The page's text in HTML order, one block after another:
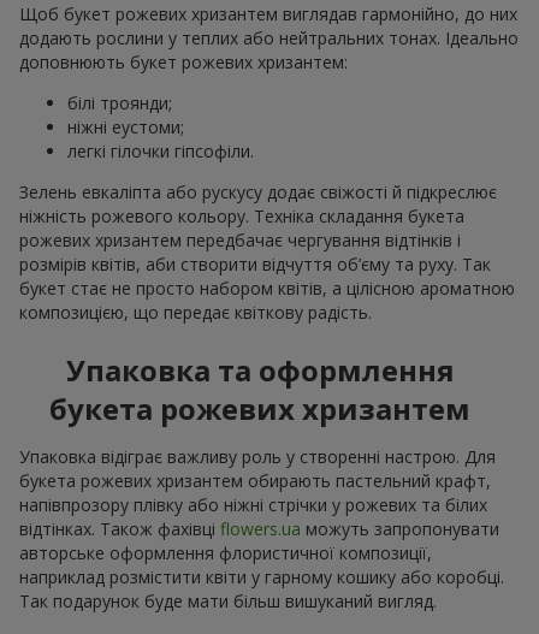
Щоб букет рожевих хризантем виглядав гармонійно, до них
додають рослини у теплих або нейтральних тонах. Ідеально
доповнюють букет рожевих хризантем:
білі троянди;
ніжні еустоми;
легкі гілочки гіпсофіли.
Зелень евкаліпта або рускусу додає свіжості й підкреслює
ніжність рожевого кольору. Техніка складання букета
рожевих хризантем передбачає чергування відтінків і
розмірів квітів, аби створити відчуття об’єму та руху. Так
букет стає не просто набором квітів, а цілісною ароматною
композицією, що передає квіткову радість.
Упаковка та оформлення
букета рожевих хризантем
Упаковка відіграє важливу роль у створенні настрою. Для
букета рожевих хризантем обирають пастельний крафт,
напівпрозору плівку або ніжні стрічки у рожевих та білих
відтінках. Також фахівці flowers.ua можуть запропонувати
авторське оформлення флористичної композиції,
наприклад розмістити квіти у гарному кошику або коробці.
Так подарунок буде мати більш вишуканий вигляд.